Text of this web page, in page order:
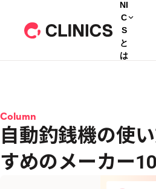
NI
C
S
と
は
Column
自動釣銭機の使
すめのメーカー